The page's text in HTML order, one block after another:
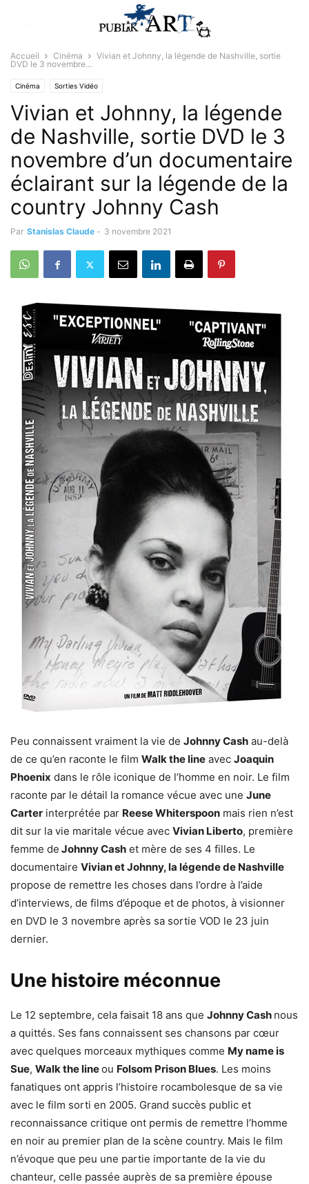
Accueil Cinéma
Vivian et Johnny, la légende de Nashville, sortie
DVD le 3 novembre...
Cinéma Sorties Vidéo
Vivian et Johnny, la légende
de Nashville, sortie DVD le 3
novembre d’un documentaire
éclairant sur la légende de la
country Johnny Cash
Par Stanislas Claude - 3 novembre 2021
Peu connaissent vraiment la vie de Johnny Cash au-delà
de ce qu’en raconte le film Walk the line avec Joaquin
Phoenix dans le rôle iconique de l’homme en noir. Le film
raconte par le détail la romance vécue avec une June
Carter interprétée par Reese Whiterspoon mais rien n’est
dit sur la vie maritale vécue avec Vivian Liberto, première
femme de Johnny Cash et mère de ses 4 filles. Le
documentaire Vivian et Johnny, la légende de Nashville
propose de remettre les choses dans l’ordre à l’aide
d’interviews, de films d’époque et de photos, à visionner
en DVD le 3 novembre après sa sortie VOD le 23 juin
dernier.
Une histoire méconnue
Le 12 septembre, cela faisait 18 ans que Johnny Cash nous
a quittés. Ses fans connaissent ses chansons par cœur
avec quelques morceaux mythiques comme My name is
Sue, Walk the lineou Folsom Prison Blues. Les moins
fanatiques ont appris l’histoire rocambolesque de sa vie
avec le film sorti en 2005. Grand succès public et
reconnaissance critique ont permis de remettre l’homme
en noir au premier plan de la scène country. Mais le film
n’évoque que peu une partie importante de la vie du
chanteur, celle passée auprès de sa première épouse